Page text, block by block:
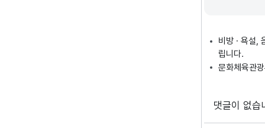
비방 · 욕설,
립니다.
문화체육관
댓글이 없습